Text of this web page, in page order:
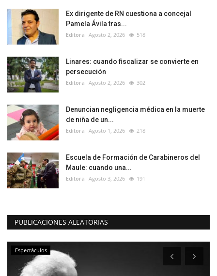
Ex dirigente de RN cuestiona a concejal
Pamela Ávila tras...
Editora Agosto 2, 2026 518
Linares: cuando fiscalizar se convierte en
persecución
Editora Agosto 2, 2026 302
Denuncian negligencia médica en la muerte
de niña de un...
Editora Agosto 1, 2026 218
Escuela de Formación de Carabineros del
Maule: cuando una...
Editora Agosto 3, 2026 191
PUBLICACIONES ALEATORIAS
Espectáculos